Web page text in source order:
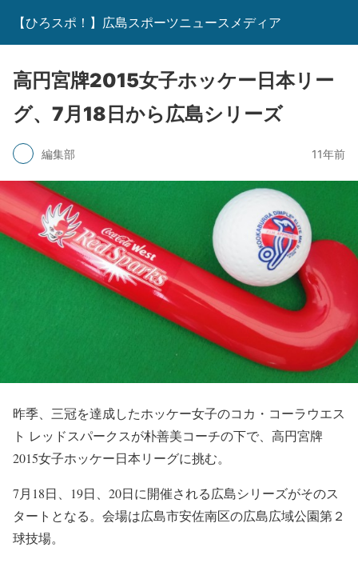
【ひろスポ！】広島スポーツニュースメディア
高円宮牌2015女子ホッケー日本リー
グ、7月18日から広島シリーズ
編集部 11年前
昨季、三冠を達成したホッケー女子のコカ・コーラウエス
ト レッドスパークスが朴善美コーチの下で、高円宮牌
2015女子ホッケー日本リーグに挑む。
7月18日、19日、20日に開催される広島シリーズがそのス
タートとなる。会場は広島市安佐南区の広島広域公園第２
球技場。